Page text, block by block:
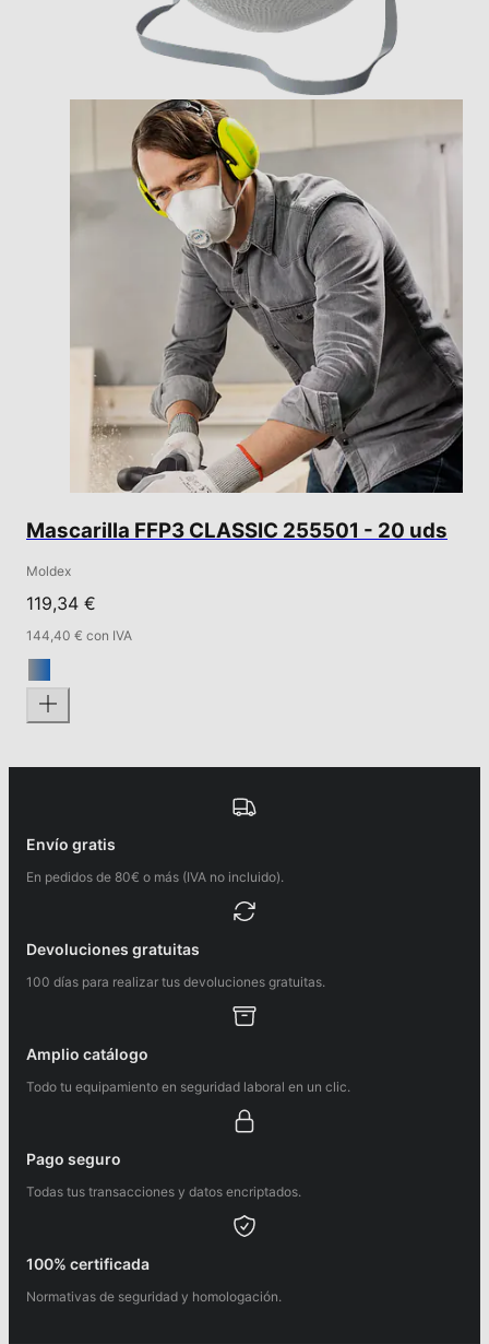
Mascarilla FFP3 CLASSIC 255501 - 20 uds
Moldex
119,34 €
144,40 € con IVA
Envío gratis
En pedidos de 80€ o más (IVA no incluido).
Devoluciones gratuitas
100 días para realizar tus devoluciones gratuitas.
Amplio catálogo
Todo tu equipamiento en seguridad laboral en un clic.
Pago seguro
Todas tus transacciones y datos encriptados.
100% certificada
Normativas de seguridad y homologación.